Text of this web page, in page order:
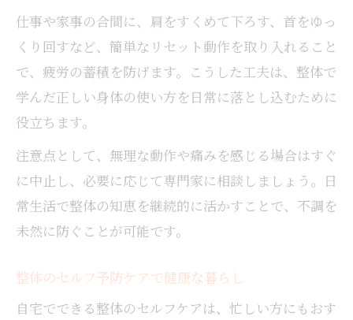
仕事や家事の合間に、肩をすくめて下ろす、首をゆっ
くり回すなど、簡単なリセット動作を取り入れること
で、疲労の蓄積を防げます。こうした工夫は、整体で
学んだ正しい身体の使い方を日常に落とし込むために
役立ちます。
注意点として、無理な動作や痛みを感じる場合はすぐ
に中止し、必要に応じて専門家に相談しましょう。日
常生活で整体の知恵を継続的に活かすことで、不調を
未然に防ぐことが可能です。
整体のセルフ予防ケアで健康な暮らし
自宅でできる整体のセルフケアは、忙しい方にもおす